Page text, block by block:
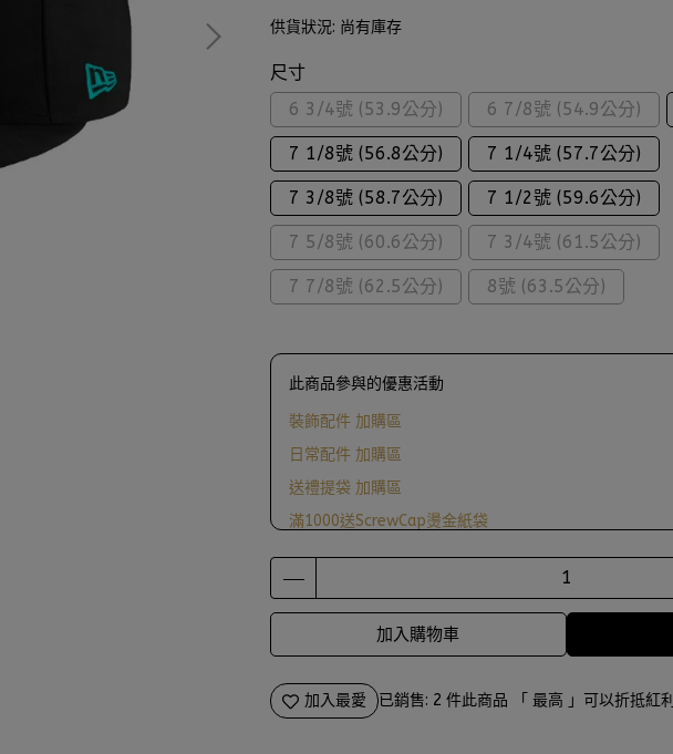
供貨狀況: 尚有庫存
尺寸
6 3/4號 (53.9公分)
6 7/8號 (54.9公分)
7 1/8號 (56.8公分) 7 1/4號 (57.7公分)
7 3/8號 (58.7公分) 7 1/2號 (59.6公分)
7 5/8號 (60.6公分) 7 3/4號 (61.5公分)
7 7/8號 (62.5公分) 8號 (63.5公分)
此商品參與的優惠活動
裝飾配件 加購區
日常配件 加購區
送禮提袋 加購區
滿1000送ScrewCap燙金紙袋
加入購物車
加入最愛 已銷售: 2 件此商品 「 最高 」可以折抵紅利